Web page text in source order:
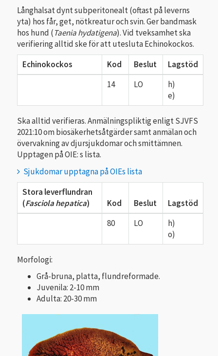
Långhalsat dynt subperitonealt (oftast på leverns
yta) hos får, get, nötkreatur och svin. Ger bandmask
hos hund (Taenia hydatigena). Vid tveksamhet ska
verifiering alltid ske för att utesluta Echinokockos.
Echinokockos
Kod Beslut
Lagstöd
14
LO
h)
e)
Ska alltid verifieras. Anmälningspliktig enligt SJVFS
2021:10 om biosäkerhetsåtgärder samt anmälan och
övervakning av djursjukdomar och smittämnen.
Upptagen på OIE: s lista.
Sjukdomar upptagna på OIEs lista
Stora leverflundran
(Fasciola hepatica) Kod Beslut
Lagstöd
80
LO
h)
o)
Morfologi:
Grå-bruna, platta, flundreformade.
Juvenila: 2-10 mm
Adulta: 20-30 mm